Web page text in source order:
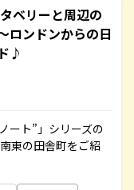
ベリーと周辺の
ロンドンからの日
♪
ート”」シリーズの
東の田舎町をご紹